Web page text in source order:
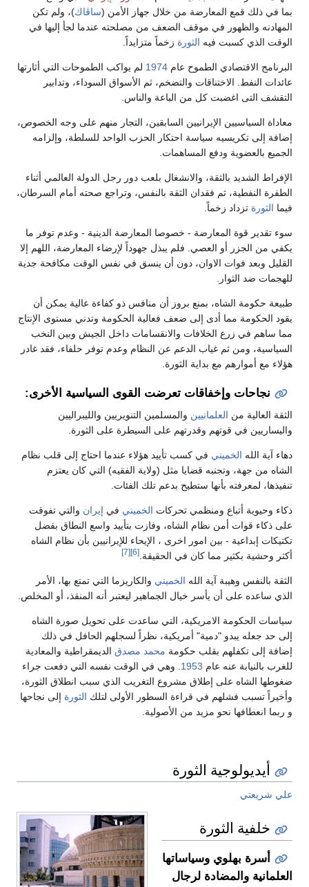
بما في ذلك قمع المعارضة من خلال جهاز الأمن (ساڤاك)، ولم تكن
المهادنه والظهور في موقف الضعف من مصلحته عندما لجأ إليها في
الوقت الذي كسبت فيه الثورة زخماً متزايداً.
البرنامج الاقتصادي الطموح عام 1974 لم يواكب الطموحات التي أثارتها
عائدات النفط. الاختناقات والتضخم، ثم الأسواق السوداء، وتدابير
التقشف التى اغضبت كل من الباعة والناس.
معاداة السياسيين الإيرانيين السابقين، التجار منهم على وجه الخصوص،
إضافة إلى تكريسيه سياسة احتكار الحزب الواحد للسلطة، وإلزامه
الجميع بالعضوية ودفع المساهمات.
الإفراط الشديد بالثقة، والانشغال بلعب دور رجل الدولة العالمي أثناء
الطفرة النفطية، ثم فقدان الثقة بالنفس، وتراجع صحته أمام السرطان،
فيما الثورة تزداد زخماً.
سوء تقدير قوة المعارضة - خصوصا المعارضة الدينية - وعدم توفر ما
يكفي من الجزر أو العصي. فلم يبذل جهوداً لإرضاء المعارضة، اللهم إلا
القليل وبعد فوات الاوان، دون أن ينسق في نفس الوقت مكافحة جدية
للهجمات ضد الثوار.
طبيعة حكومة الشاه، بمنع بروز أن منافس ذو كفاءة عالية يمكن أن
يقود الحكومة مما أدى إلى ضعف فعالية الحكومة وتدني مستوى الإنتاج
مما ساهم في زرع الخلافات والانقسامات داخل الجيش وبين النخب
السياسية، ومن ثم غياب الدعم عن النظام وعدم توفر حلفاء، فقد غادر
هؤلاء مع أموارهم مع بداية الثورة.
نجاحات وإخفاقات تعرضت القوى السياسية الأخرى:
الثقة العالية من العلمانيين والمسلمين التنويريين والليبراليين
واليساريين في قوتهم وقدرتهم على السيطرة على الثورة.
دهاء آية الله الخميني في كسب تأييد هؤلاء عندما احتاج إلى قلب نظام
الشاه من جهة، وتجنبه قضايا مثل (ولاية الفقيه) التي كان يعتزم
تنفيذها، لمعرفته بأنها ستطيح بدعم تلك الفئات.
ذكاء وحيوية أتباع ومنظمي تحركات الخميني في إيران والتي تفوقت
على ذكاء قوات أمن نظام الشاه، وفازت بتأييد واسع النطاق بفضل
تكتيكات إبداعية - بين امور اخرى ، الإيحاء للإيرانيين بأن نظام الشاه
أكثر وحشية بكثير مما كان في الحقيقة. [6]
[7]
الثقة بالنفس وهيبة آية الله الخميني والكاريزما التي تمتع بها، الأمر
الذي ساعده على أن يأسر خيال الجماهير ليعتبر أنه المنقذ، أو المخلص.
سياسات الحكومة الامريكية، التي ساعدت على تحويل صورة الشاه
إلى حد جعله يبدو "دمية" أمريكية، نظراً لسجلهم الحافل في ذلك
إضافة إلى تكفلهم بقلب حكومة محمد مصدق الديمقراطية والمعادية
للغرب بالنيابة عنه عام 1953 . وهي في الوقت نفسه التي دفعت جراء
ضغوطها الشاه على إطلاق مشروع التغريب الذي سبب انطلاق الثورة،
وأخيراً تسبب فشلهم في قراءة السطور الأولى لتلك الثورة إلى نجاحها
و ربما انعطافها نحو مزيد من الأصولية.
أيديولوجية الثورة
علي شريعتي
خلفية الثورة
أسرة بهلوي وسياساتها
العلمانية والمضادة لرجال